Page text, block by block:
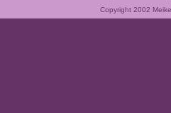
Copyright 2002